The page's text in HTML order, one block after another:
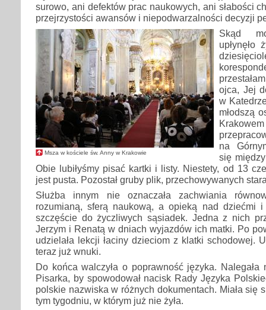
surowo, ani defektów prac naukowych, ani słabości
przejrzystości awansów i niepodwarzalności decyzji
Msza w kościele św. Anny w Krakowie
Skąd
upłynęło
ojca, Jej
w
młodszą
na
się
Obie lubiłyśmy pisać kartki i listy. Niestety, od 13
jest pusta. Pozostał gruby plik, przechowywanych
Służba innym nie oznaczała zachwiania
rozumianą, sferą naukową, a opieką nad dziećmi i
szczęście do życzliwych sąsiadek. Jedna z nich
Jerzym i Renatą w dniach wyjazdów ich matki. Po
udzielała lekcji łaciny dzieciom z klatki schodowej.
teraz już wnuki.
Do końca walczyła o poprawność języka. Nalegała
Pisarka, by spowodował nacisk Rady Języka
polskie nazwiska w różnych dokumentach. Miała się
tym tygodniu, w którym już nie żyła.